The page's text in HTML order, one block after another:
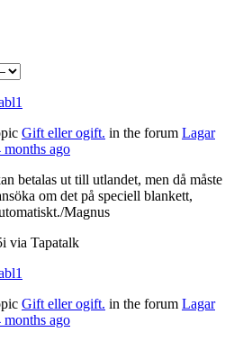
Gift eller ogift. in the forum Lagar
months ago
betalas ut till utlandet, men då måste
om det på speciell blankett,
Magnus
via Tapatalk
Gift eller ogift. in the forum Lagar
months ago